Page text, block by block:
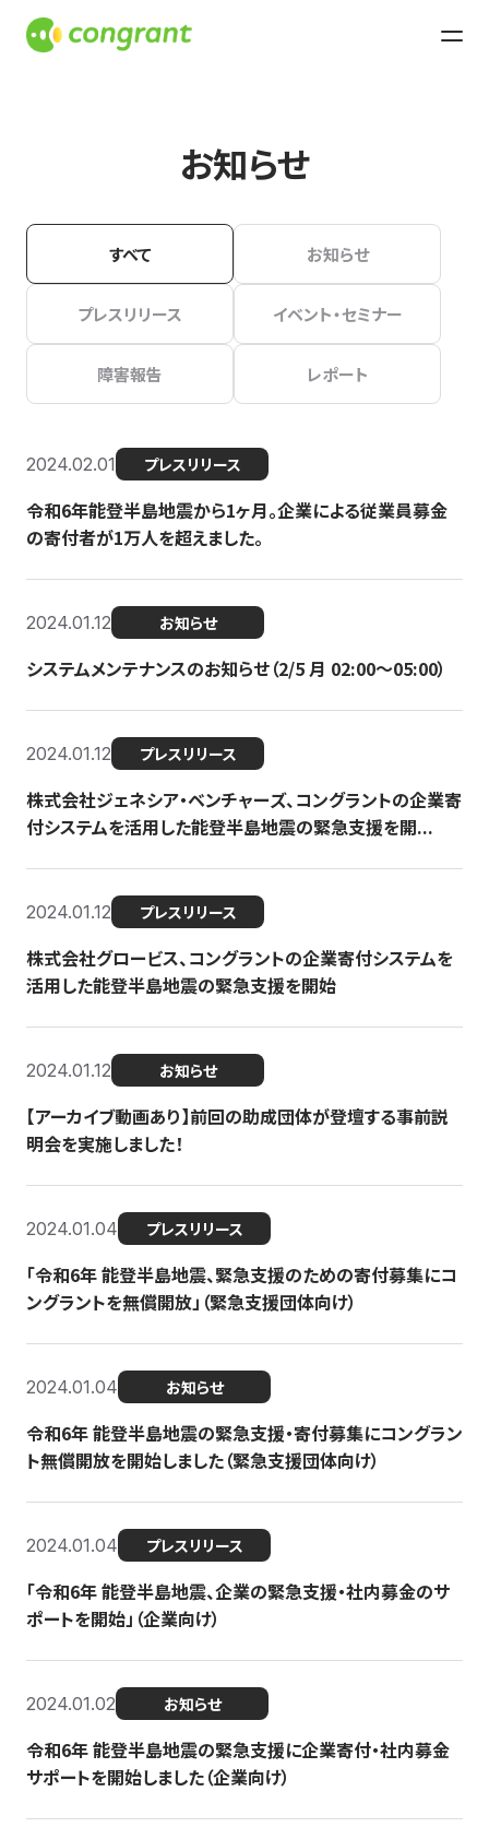
お知らせ
すべて お知らせ
プレスリリース イベント・セミナー
障害報告 レポート
2024.02.01 プレスリリース
令和6年能登半島地震から1ヶ月。企業による従業員募金
の寄付者が1万人を超えました。
2024.01.12 お知らせ
システムメンテナンスのお知らせ（2/5 月 02:00〜05:00）
2024.01.12 プレスリリース
株式会社ジェネシア・ベンチャーズ、コングラントの企業寄
付システムを活用した能登半島地震の緊急支援を開...
2024.01.12 プレスリリース
株式会社グロービス、コングラントの企業寄付システムを
活用した能登半島地震の緊急支援を開始
2024.01.12 お知らせ
【アーカイブ動画あり】前回の助成団体が登壇する事前説
明会を実施しました！
2024.01.04 プレスリリース
「令和6年 能登半島地震、緊急支援のための寄付募集にコ
ングラントを無償開放」（緊急支援団体向け）
2024.01.04 お知らせ
令和6年 能登半島地震の緊急支援・寄付募集にコングラン
ト無償開放を開始しました（緊急支援団体向け）
2024.01.04 プレスリリース
「令和6年 能登半島地震、企業の緊急支援・社内募金のサ
ポートを開始」（企業向け）
2024.01.02 お知らせ
令和6年 能登半島地震の緊急支援に企業寄付・社内募金
サポートを開始しました（企業向け）